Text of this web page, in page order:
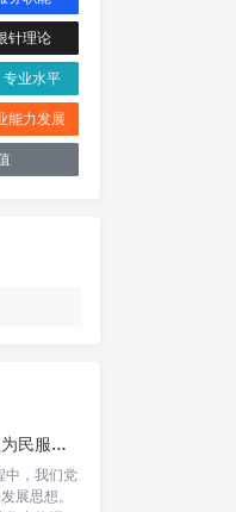
针理论
专业水平
能力发展
践行正确政绩观，厚植为民服务根基：迈向高质量发展的根本遵循
中，我们党
展思想。